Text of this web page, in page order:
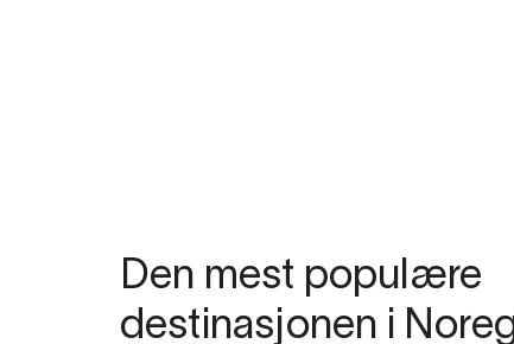
Den mest populære
destinasjonen i